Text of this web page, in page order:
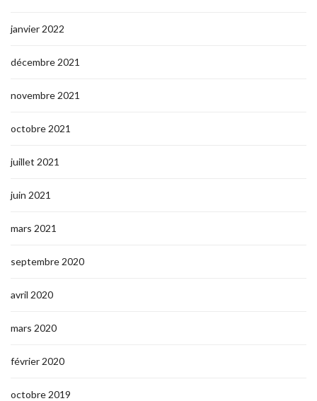
janvier 2022
décembre 2021
novembre 2021
octobre 2021
juillet 2021
juin 2021
mars 2021
septembre 2020
avril 2020
mars 2020
février 2020
octobre 2019